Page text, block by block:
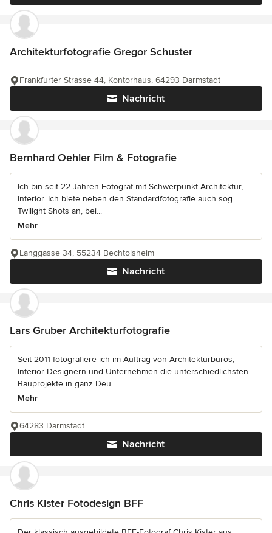
Architekturfotografie Gregor Schuster
Nachricht
Frankfurter Strasse 44, Kontorhaus, 64293 Darmstadt
Bernhard Oehler Film & Fotografie
Ich bin seit 22 Jahren Fotograf mit Schwerpunkt Architektur,
Interior. Ich biete neben den Standardfotografie auch sog.
Twilight Shots an, bei...
Mehr
Nachricht
Langgasse 34, 55234 Bechtolsheim
Lars Gruber Architekturfotografie
Seit 2011 fotografiere ich im Auftrag von Architekturbüros,
Interior-Designern und Unternehmen die unterschiedlichsten
Bauprojekte in ganz Deu...
Mehr
Nachricht
64283 Darmstadt
Chris Kister Fotodesign BFF